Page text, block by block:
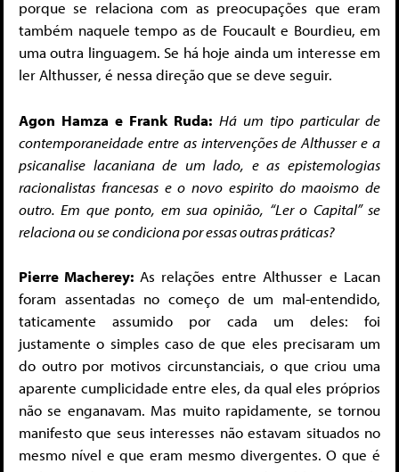
porque se relaciona com as preocupações que eram
também naquele tempo as de Foucault e Bourdieu, em
uma outra linguagem. Se há hoje ainda um interesse em
ler Althusser, é nessa direção que se deve seguir.
Agon Hamza e Frank Ruda: Há um tipo particular de
contemporaneidade entre as intervenções de Althusser e a
psicanalise lacaniana de um lado, e as epistemologias
racionalistas francesas e o novo espirito do maoismo de
outro. Em que ponto, em sua opinião, “Ler o Capital” se
relaciona ou se condiciona por essas outras práticas?
Pierre Macherey: As relações entre Althusser e Lacan
foram assentadas no começo de um mal-entendido,
taticamente assumido por cada um deles: foi
justamente o simples caso de que eles precisaram um
do outro por motivos circunstanciais, o que criou uma
aparente cumplicidade entre eles, da qual eles próprios
não se enganavam. Mas muito rapidamente, se tornou
manifesto que seus interesses não estavam situados no
mesmo nível e que eram mesmo divergentes. O que é